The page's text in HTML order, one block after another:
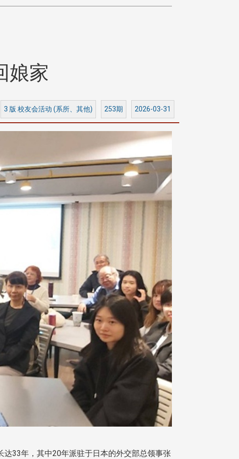
娘家
3 版 校友会活动 (系所、其他) 253期 2026-03-31
33年，其中20年派驻于日本的外交部总领事张